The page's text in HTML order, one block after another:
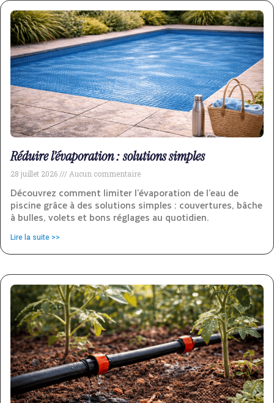
Réduire l’évaporation : solutions simples
28 juillet 2026 Aucun commentaire
Découvrez comment limiter l’évaporation de l’eau de
piscine grâce à des solutions simples : couvertures, bâche
à bulles, volets et bons réglages au quotidien.
Lire la suite >>